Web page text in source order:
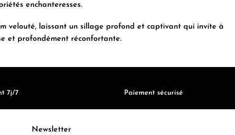
enchanteresses.
velouté, laissant un sillage profond et captivant qui invite à
et profondément réconfortante.
7j/7 Paiement sécurisé
Newsletter